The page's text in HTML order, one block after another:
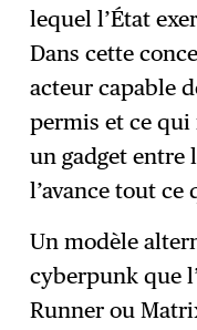
lequel l’État
Dans cette
acteur capable
permis et ce qui
un gadget entre
l’avance tout
Un modèle
cyberpunk que
Runner ou